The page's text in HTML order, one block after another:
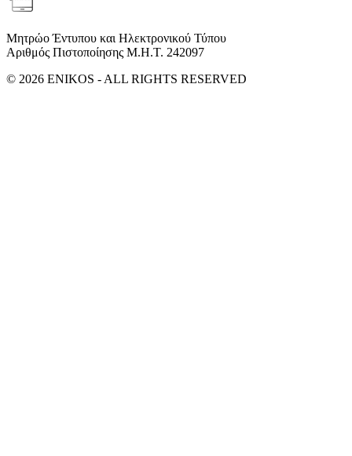
Μητρώο Έντυπου και Ηλεκτρονικού Τύπου
Αριθμός Πιστοποίησης Μ.Η.Τ. 242097
© 2026 ENIKOS - ALL RIGHTS RESERVED